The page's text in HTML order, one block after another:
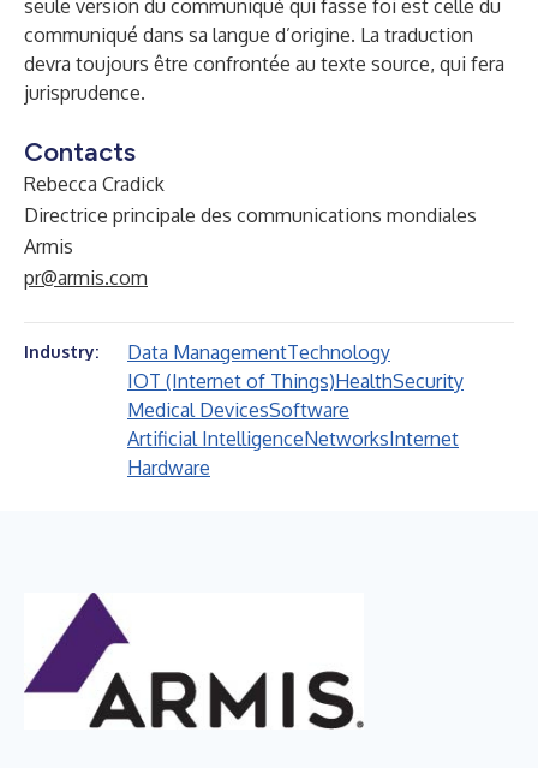
seule version du communiqué qui fasse foi est celle du
communiqué dans sa langue d’origine. La traduction
devra toujours être confrontée au texte source, qui fera
jurisprudence.
Contacts
Rebecca Cradick
Directrice principale des communications mondiales
Armis
pr@armis.com
Industry: Data ManagementTechnology
IOT (Internet of Things)HealthSecurity
Medical DevicesSoftware
Artificial IntelligenceNetworksInternet
Hardware